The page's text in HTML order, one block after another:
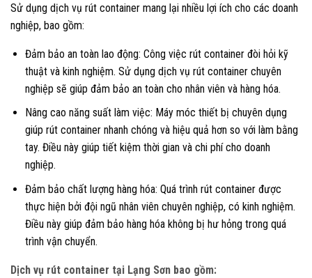
Sử dụng dịch vụ rút container mang lại nhiều lợi ích cho các doanh
nghiệp, bao gồm:
Đảm bảo an toàn lao động: Công việc rút container đòi hỏi kỹ
thuật và kinh nghiệm. Sử dụng dịch vụ rút container chuyên
nghiệp sẽ giúp đảm bảo an toàn cho nhân viên và hàng hóa.
Nâng cao năng suất làm việc: Máy móc thiết bị chuyên dụng
giúp rút container nhanh chóng và hiệu quả hơn so với làm bằng
tay. Điều này giúp tiết kiệm thời gian và chi phí cho doanh
nghiệp.
Đảm bảo chất lượng hàng hóa: Quá trình rút container được
thực hiện bởi đội ngũ nhân viên chuyên nghiệp, có kinh nghiệm.
Điều này giúp đảm bảo hàng hóa không bị hư hỏng trong quá
trình vận chuyển.
Dịch vụ rút container tại Lạng Sơn bao gồm: